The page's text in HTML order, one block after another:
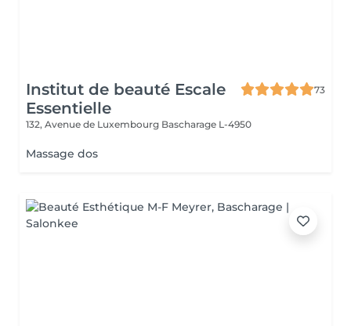
Institut de beauté Escale
Essentielle
73
132, Avenue de Luxembourg Bascharage L-4950
Massage dos